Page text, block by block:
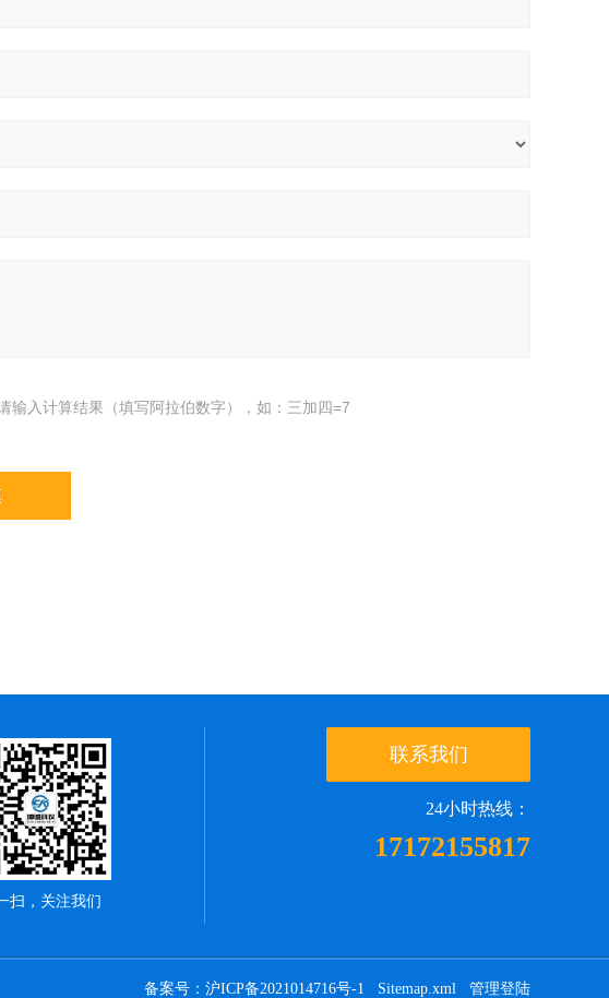
输入计算结果（填写阿拉伯数字），如：三加四=7
扫，关注我们
联系我们
24小时热线：
17172155817
备案号：沪ICP备2021014716号-1 Sitemap.xml 管理登陆